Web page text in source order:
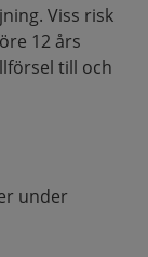
Viss risk
12 års
till och
under